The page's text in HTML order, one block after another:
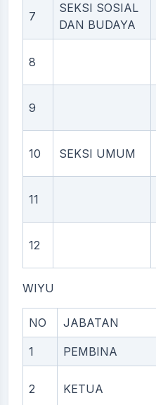
7
SEKSI SOSIAL
DAN BUDAYA
8
9
10 SEKSI UMUM
11
12
WIYU
NO JABATAN
1 PEMBINA
2 KETUA